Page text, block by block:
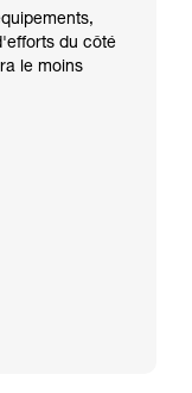
du côté
le moins